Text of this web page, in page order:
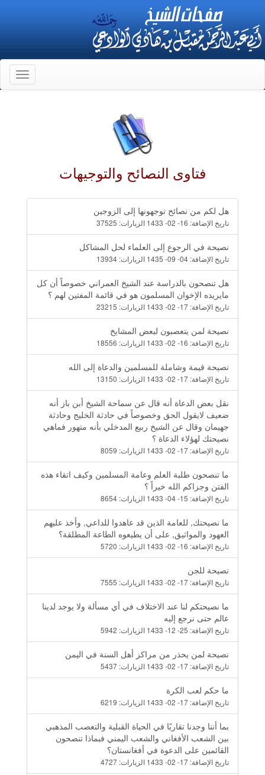
فتاوى النصائح والتوجيهات
هل لكم من نصائح توجهونها إلى الزوجين
تاريخ الإضافة: 16- 02- 1433 الزيارات: 37525
نصيحة في الرجوع إلى العلماء لحل المشاكل
تاريخ الإضافة: 04- 09- 1435 الزيارات: 13934
هل تنصحون بالدراسة عند الشيخ العمراني خصوصاً أن كل
مايريده الإخوان المسلمون هو في قائمة المفتين لهم ؟
تاريخ الإضافة: 17- 02- 1433 الزيارات: 23215
نصيحة لمن يتعصبون لبعض المشايخ
تاريخ الإضافة: 16- 02- 1433 الزيارات: 18556
نصيحة قيمة وشاملة للمسلمين والدعاة إلى الله
تاريخ الإضافة: 17- 02- 1433 الزيارات: 13150
نقل بعض الدعاة أنه قال عن سماحة الشيخ أبن باز أنه
ضعيف لايقول الحق وخصوصاً في حادثة الخليج وحادثة
جهيمان وقال عن الشيخ ربيع المدخلي بأنه متهور فماهي
نصيحتك لهؤلاء الدعاة ؟
تاريخ الإضافة: 17- 02- 1433 الزيارات: 8059
ما تنصحون طلبة العلم وعامة المسلمين وكيف اتقاء هذه
الفتن وجزاكم الله خيراً ؟
تاريخ الإضافة: 15- 04- 1433 الزيارات: 8654
ما نصيحتك, للعامة الذين قد عاهدوا للداعي, وأخذ عليهم
العهود والمواثيق, على أن يطيعوه الطاعة المطلقة؟
تاريخ الإضافة: 16- 02- 1433 الزيارات: 5720
نصيحة للجن
تاريخ الإضافة: 17- 02- 1433 الزيارات: 7555
ما نصيحتكم لنا عند الاختلاف في أي مسألة ولا يوجد لدينا
عالم حتى نرجع إليه
تاريخ الإضافة: 25- 12- 1433 الزيارات: 5942
نصيحة لمن يحذر من مراكز أهل السنة في اليمن
تاريخ الإضافة: 17- 02- 1433 الزيارات: 5437
ما حكم لعب الكرة
تاريخ الإضافة: 17- 02- 1433 الزيارات: 6219
بما أننا وجدنا تقاربًا في الحياة القبلية والتعصب المذهبي
بين الشعب الأفغاني والشعب اليمني فبماذا تنصحون
القائمين على الدعوة في أفغانستان؟
تاريخ الإضافة: 17- 02- 1433 الزيارات: 4727